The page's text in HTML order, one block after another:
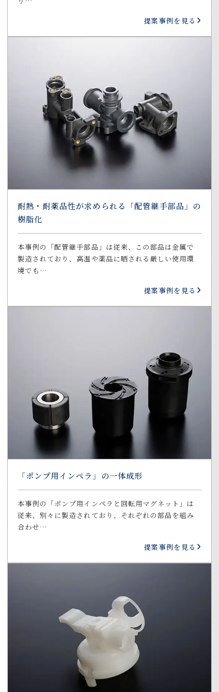
提案事例を見る
耐熱・耐薬品性が求められる「配管継手部品」の
樹脂化
本事例の「配管継手部品」は従来、この部品は金属で
製造されており、高温や薬品に晒される厳しい使用環
境でも…
提案事例を見る
「ポンプ用インペラ」の一体成形
本事例の「ポンプ用インペラと回転用マグネット」は
従来、別々に製造されており、それぞれの部品を組み
合わせ…
提案事例を見る